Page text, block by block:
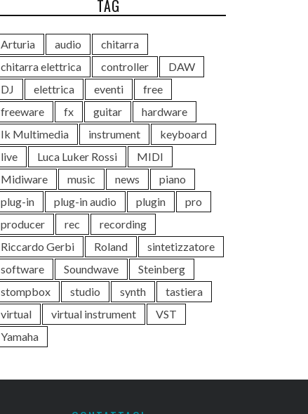
TAG
Arturia audio
chitarra
chitarra elettrica
controller
DAW
DJ
elettrica eventi
free
freeware
fx guitar
hardware
Ik Multimedia
instrument
keyboard
live
Luca Luker Rossi
MIDI
Midiware
music news
piano
plug-in
plug-in audio plugin
pro
producer
rec
recording
Riccardo Gerbi
Roland
sintetizzatore
software
Soundwave
Steinberg
stompbox
studio synth
tastiera
virtual
virtual instrument
VST
Yamaha